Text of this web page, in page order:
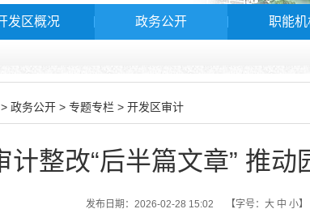
发区概况 政务公开 职能机
> 政务公开 > 专题专栏 > 开发区审计
计整改“后半篇文章” 推
发布日期：2026-02-28 15:02 【字号： 大 中 小】